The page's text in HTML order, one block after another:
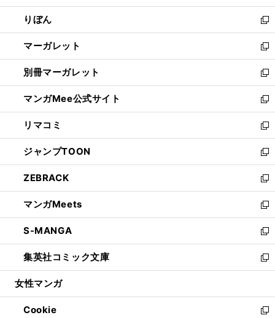
開
く
ウ
で
開
く
ン
ド
ウ
で
開
く
ウ
ィ
ン
ド
ウ
で
開
く
りぼん
新
し
い
ウ
ィ
ン
ド
ウ
で
開
く
マーガレット
新
し
い
ウ
ィ
ン
ド
ウ
で
開
く
別冊マーガレット
新
し
い
ウ
ィ
ン
ド
ウ
で
開
く
マンガMee公式サイト
新
し
い
ウ
ィ
ン
ド
ウ
で
開
く
リマコミ
新
し
い
ウ
ィ
ン
ド
ウ
で
開
く
ジャンプTOON
新
し
い
ウ
ィ
ン
ド
ウ
で
開
ZEBRACK
新
し
い
ウ
ィ
ン
ド
ウ
開
く
マンガMeets
新
し
い
ウ
ィ
ン
ウ
で
S-MANGA
新
し
い
ウ
ン
ド
集英社コミック文庫
新
し
ウ
ィ
女性マンガ
Cookie 新